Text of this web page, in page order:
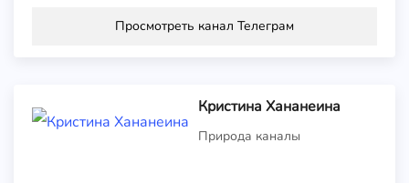
Просмотреть канал Телеграм
Кристина Хананеина
Природа каналы